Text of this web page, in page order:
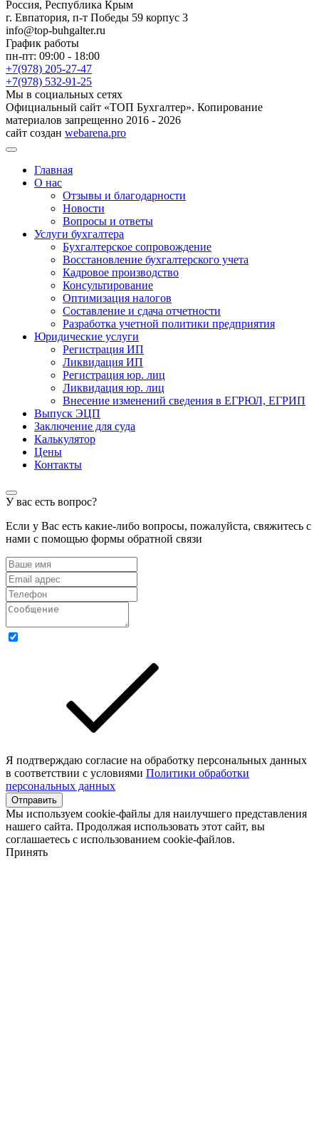
Россия, Республика Крым
г. Евпатория, п-т Победы 59 корпус 3
info@top-buhgalter.ru
График работы
пн-пт: 09:00 - 18:00
+7(978) 205-27-47
+7(978) 532-91-25
Мы в социальных сетях
Официальный сайт «ТОП Бухгалтер». Копирование
материалов запрещенно 2016 - 2026
сайт создан webarena.pro
Главная
О нас
Отзывы и благодарности
Новости
Вопросы и ответы
Услуги бухгалтера
Бухгалтерское сопровождение
Восстановление бухгалтерского учета
Кадровое производство
Консультирование
Оптимизация налогов
Составление и сдача отчетности
Разработка учетной политики предприятия
Юридические услуги
Регистрация ИП
Ликвидация ИП
Регистрация юр. лиц
Ликвидация юр. лиц
Внесение изменений сведения в ЕГРЮЛ, ЕГРИП
Выпуск ЭЦП
Заключение для суда
Калькулятор
Цены
Контакты
У вас есть вопрос?
Если у Вас есть какие-либо вопросы, пожалуйста, свяжитесь с
нами с помощью формы обратной связи
Я подтверждаю согласие на обработку персональных данных
в соответствии с условиями Политики обработки
персональных данных
Отправить
Мы используем cookie-файлы для наилучшего представления
нашего сайта. Продолжая использовать этот сайт, вы
соглашаетесь с использованием cookie-файлов.
Принять